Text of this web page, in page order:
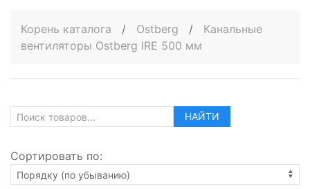
Корень каталога / Ostberg /
Канальные
вентиляторы Ostberg IRE 500 мм
НАЙТИ
Сортировать по: